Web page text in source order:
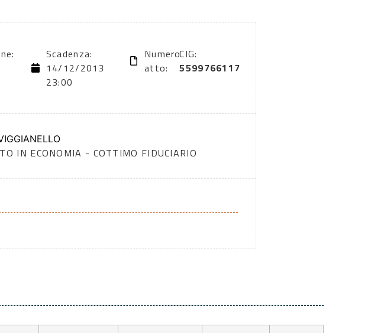
Scadenza:
14/12/2013
23:00
Numero
atto:
CIG:
5599766117
IN ECONOMIA - COTTIMO FIDUCIARIO